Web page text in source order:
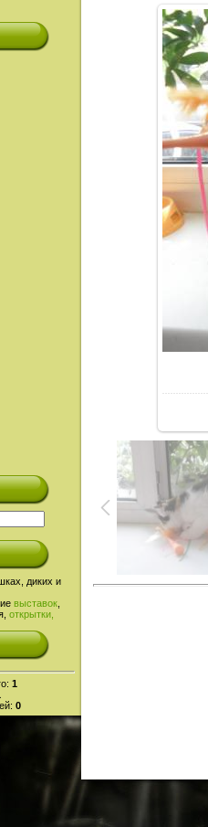
диких и
выставок
открытки,
1
0